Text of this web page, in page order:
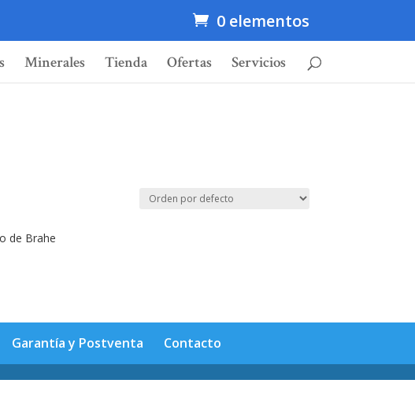
0 elementos
Minerales Tienda Ofertas Servicios
de Brahe
Garantía y Postventa Contacto